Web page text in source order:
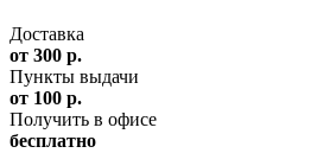
Доставка
от 300 р.
Пункты выдачи
от 100 р.
Получить в офисе
бесплатно